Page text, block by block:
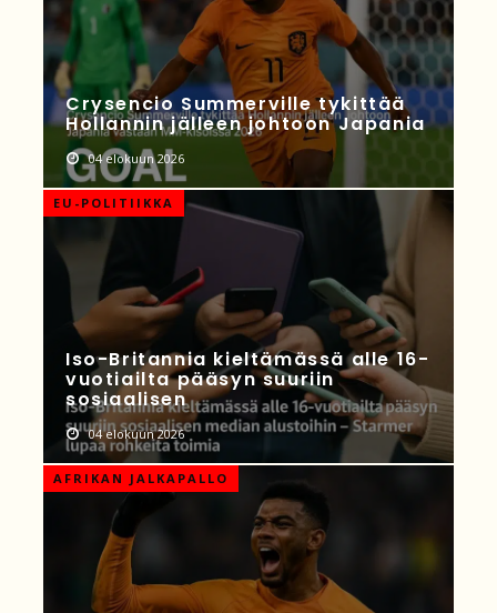
Crysencio Summerville tykittää
Hollannin jälleen johtoon Japania
04 elokuun 2026
EU-POLITIIKKA
Iso-Britannia kieltämässä alle 16-
vuotiailta pääsyn suuriin
sosiaalisen
04 elokuun 2026
AFRIKAN JALKAPALLO